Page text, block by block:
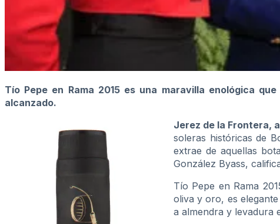
Tío Pepe en Rama 2015 es una maravilla enológica
alcanzado.
Jerez de la Frontera,
soleras históricas de
extrae de aquellas
González Byass,
Tío Pepe en Rama
oliva y oro, es
a almendra y levadura